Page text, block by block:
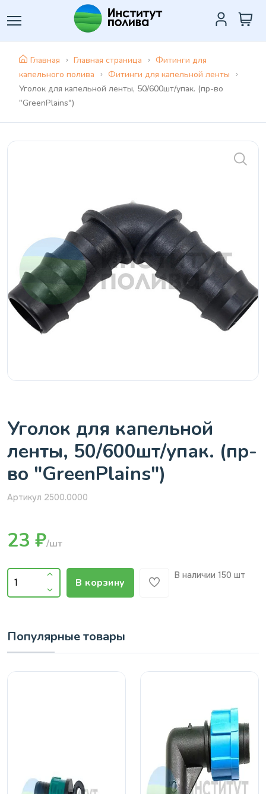
Главная Главная страница
Фитинги для
капельного полива
Фитинги для капельной ленты
Уголок для капельной ленты, 50/600шт/упак. (пр-во
"GreenPlains")
Уголок для капельной
ленты, 50/600шт/упак. (пр-
во "GreenPlains")
Артикул 2500.0000
23 ₽/шт
В корзину
В наличии 150 шт
Популярные товары